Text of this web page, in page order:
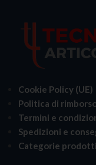
Cookie Policy (UE)
Politica di
Termini e
Spedizioni e
Categorie prodotti